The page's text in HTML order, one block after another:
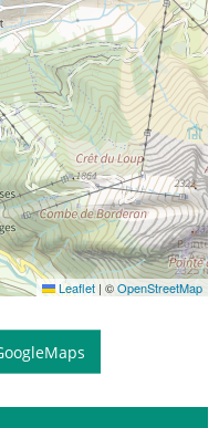
Leaflet | ©OpenStreetMap